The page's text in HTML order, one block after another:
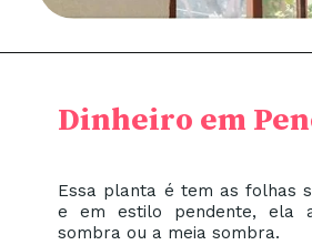
Essa planta é tem as folhas
e em estilo pendente, ela
sombra ou a meia sombra.
Dinheiro em